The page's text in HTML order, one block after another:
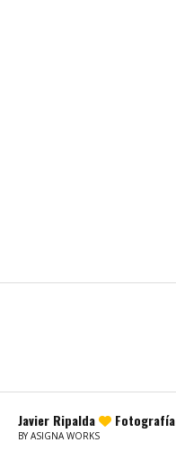
Javier Ripalda Fotografía
BY ASIGNA WORKS